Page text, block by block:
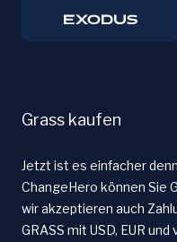
Grass kaufen
Jetzt ist es einfacher
ChangeHero können Sie
wir akzeptieren auch
GRASS mit USD, EUR